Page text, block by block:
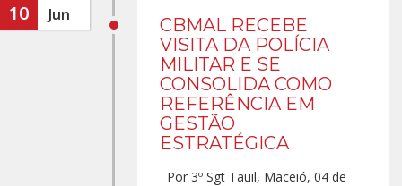
10 Jun
CBMAL RECEBE
VISITA DA POLÍCIA
MILITAR E SE
CONSOLIDA COMO
REFERÊNCIA EM
GESTÃO
ESTRATÉGICA
Por 3º Sgt Tauil, Maceió, 04 de